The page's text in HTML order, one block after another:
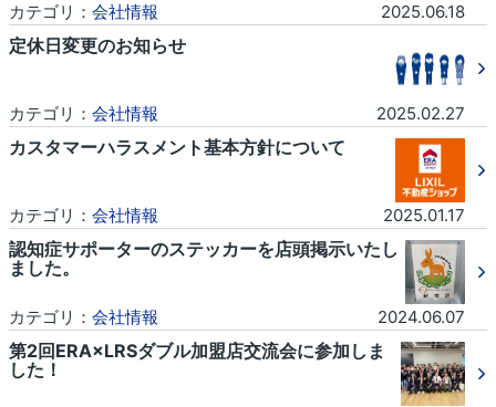
カテゴリ： 会社情報 2025.06.18
定休日変更のお知らせ
カテゴリ： 会社情報 2025.02.27
カスタマーハラスメント基本方針について
カテゴリ： 会社情報 2025.01.17
認知症サポーターのステッカーを店頭掲示いたし
ました。
カテゴリ： 会社情報 2024.06.07
第2回ERA×LRSダブル加盟店交流会に参加しま
した！